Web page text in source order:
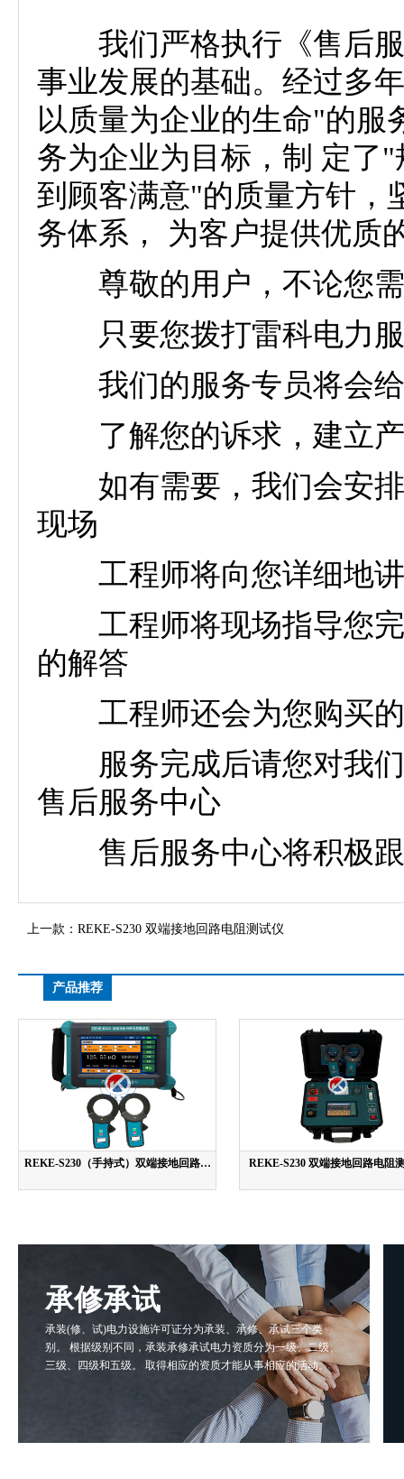
我们严格执行《售后服
事业发展的基础。经过多
以质量为企业的生命"的服
务为企业为目标，制 定了
到顾客满意"的质量方针，
务体系， 为客户提供优质
尊敬的用户，不论您需
只要您拨打雷科电力服
我们的服务专员将会给
了解您的诉求，建立产
如有需要，我们会安排
现场
工程师将向您详细地讲
工程师将现场指导您完
的解答
工程师还会为您购买的
服务完成后请您对我们
售后服务中心
售后服务中心将积极跟
上一款： REKE-S230 双端接地回路电阻测试仪
产品推荐
REKE-S230（手持式）双端接地回路电
REKE-S230 双端接地回路电阻
承修承试
承装(修、试)电力设施许可证分为承装、承修、承试三个类
别。 根据级别不同，承装承修承试电力资质分为一级、二级、
三级、四级和五级。 取得相应的资质才能从事相应的活动。